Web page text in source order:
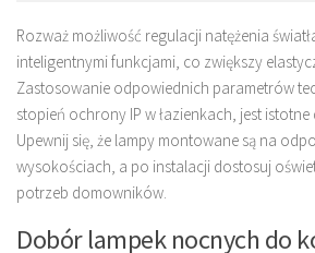
Rozważ możliwość regulacji natężenia
inteligentnymi funkcjami, co zwiększy
Zastosowanie odpowiednich parametrów
stopień ochrony IP w łazienkach, jest
Upewnij się, że lampy montowane są na
wysokościach, a po instalacji dostosuj
potrzeb domowników.
Dobór lampek nocnych do